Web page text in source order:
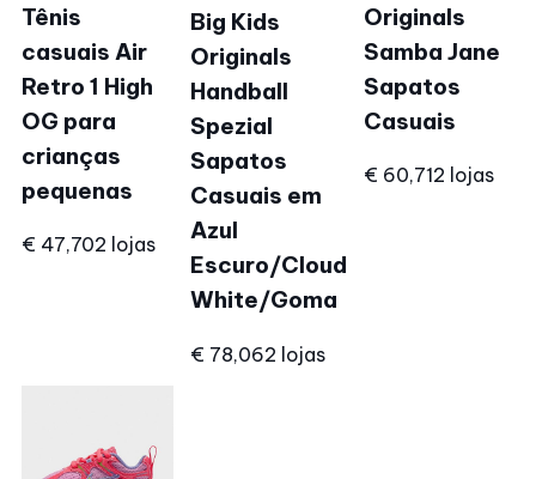
Tênis
casuais Air
Retro 1 High
OG para
crianças
pequenas
€ 47,702 lojas
Big Kids
Originals
Handball
Spezial
Sapatos
Casuais em
Azul
Escuro/Cloud
White/Goma
€ 78,062 lojas
Originals
Samba Jane
Sapatos
Casuais
€ 60,712 lojas